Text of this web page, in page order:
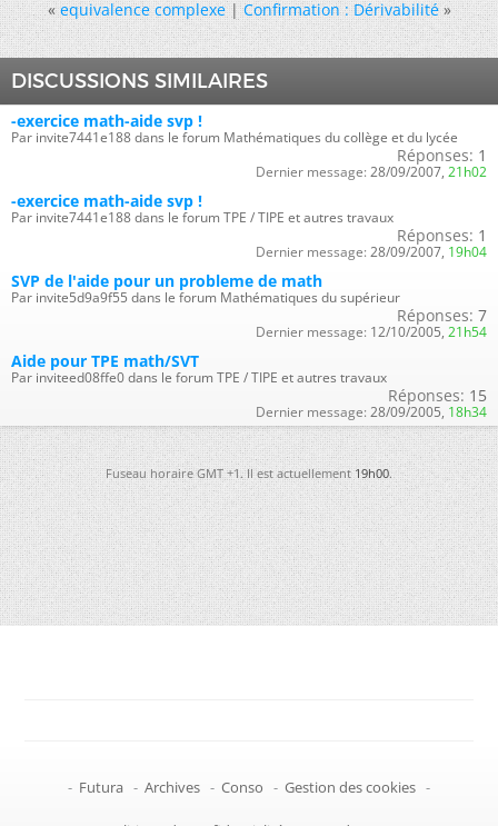
« equivalence complexe|Confirmation : Dérivabilité »
DISCUSSIONS SIMILAIRES
-exercice math-aide svp !
Par invite7441e188 dans le forum Mathématiques du collège et du lycée
Réponses: 1
Dernier message: 28/09/2007, 21h02
-exercice math-aide svp !
Par invite7441e188 dans le forum TPE / TIPE et autres travaux
Réponses: 1
Dernier message: 28/09/2007, 19h04
SVP de l'aide pour un probleme de math
Par invite5d9a9f55 dans le forum Mathématiques du supérieur
Réponses: 7
Dernier message: 12/10/2005, 21h54
Aide pour TPE math/SVT
Par inviteed08ffe0 dans le forum TPE / TIPE et autres travaux
Réponses: 15
Dernier message: 28/09/2005, 18h34
Fuseau horaire GMT +1. Il est actuellement19h00.
- Futura - Archives - Conso - Gestion des cookies -